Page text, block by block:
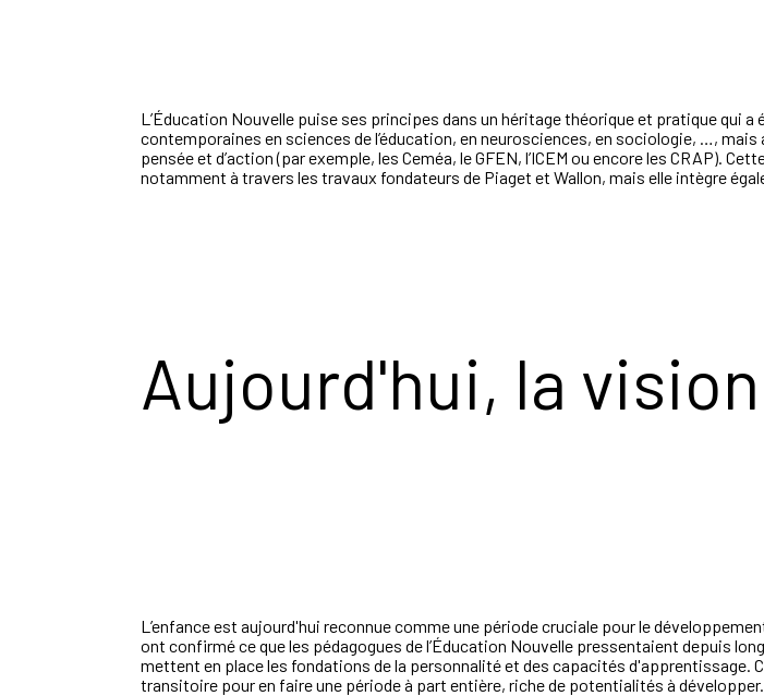
L’Éducation Nouvelle puise ses principes dans un héritage théorique et pratique qui
contemporaines en sciences de l’éducation, en neurosciences, en sociologie, …,
pensée et d’action (par exemple, les Ceméa, le GFEN, l’ICEM ou encore les CRAP).
notamment à travers les travaux fondateurs de Piaget et Wallon, mais elle intègre
Aujourd'hui, la
L’enfance est aujourd'hui reconnue comme une période cruciale pour le
ont confirmé ce que les pédagogues de l’Éducation Nouvelle pressentaient depuis
mettent en place les fondations de la personnalité et des capacités d'apprentissage.
transitoire pour en faire une période à part entière, riche de potentialités à développer.